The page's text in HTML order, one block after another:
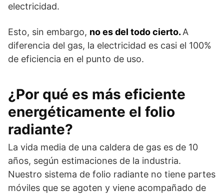
electricidad.
Esto, sin embargo, no es del todo cierto. A
diferencia del gas, la electricidad es casi el 100%
de eficiencia en el punto de uso.
¿Por qué es más eficiente
energéticamente el folio
radiante?
La vida media de una caldera de gas es de 10
años, según estimaciones de la industria.
Nuestro sistema de folio radiante no tiene partes
móviles que se agoten y viene acompañado de